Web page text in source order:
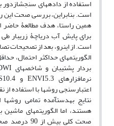
استفاده از داده‏های
است. بنابراین، بررسی صحت این
همین راستا، هدف مطالعۀ
است. از این‏رو، بعد از تصحیحات
الگوریتم‏های حداکثر احتمال،
اعتبارسنجی روش‏ها با استفاده
هستند، اما الگوریتم‏های ماشین
صحت کلی